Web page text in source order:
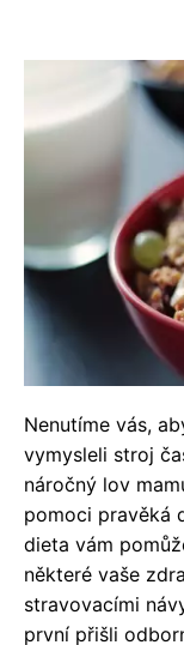
Nenutíme vás,
vymysleli stroj
náročný lov
pomoci pravěká
dieta vám
některé vaše
stravovacími
první přišli